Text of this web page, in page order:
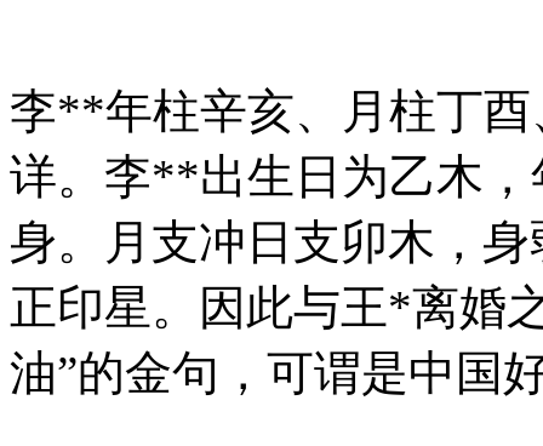
李**年柱辛亥、月柱丁
详。李**出生日为乙木
身。月支冲日支卯木，
正印星。因此与王*离婚
油”的金句，可谓是中国